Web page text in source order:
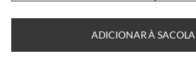
ADICIONAR À SACOLA